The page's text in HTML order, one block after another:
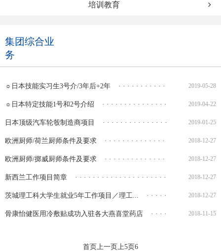
培训教育
集团综合业
务
☼日本技能实习生3号介/3年后+2年 · · · · · · · · · · · · · · · · · · · · · · ·
2019-05-28
☼日本特定技能1号和2号介绍 · · · · · · · · · · · · · · · · · · · · · · · · · ·
2019-04-22
日本顶级汽车轮彀制造商项目 · · · · · · · · · · · · · · · · · · · · · · · · · ·
2019-01-25
欧洲厨师/荷兰厨师条件及要求 · · · · · · · · · · · · · · · · · · · · · · · · · ·
2018-12-27
欧洲厨师/掷威厨师条件及要求 · · · · · · · · · · · · · · · · · · · · · · · · · ·
2018-12-27
新西兰工作项目简章 · · · · · · · · · · · · · · · · · · · · · · · · · · · · · · · ·
2018-12-27
茨城理工科大学生就业5年工作项目／理工... · · · · · · · · · · · · · · · · ·
2018-12-27
骨康怡健医用冷敷贴成功入驻各大燕喜堂药店 · · · · · · · · · · · · · · · ·
2018-11-15
首页上一页上5页6